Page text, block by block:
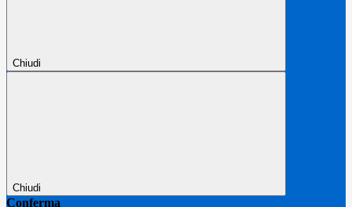
Chiudi
Chiudi
Conferma